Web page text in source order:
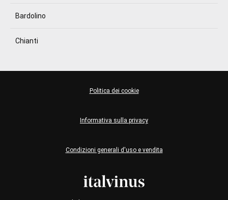
Bardolino
Chianti
Condizioni generali d'uso e vendita
Informativa sulla privacy
Politica dei cookie